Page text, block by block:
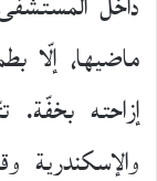
ماضيها، إلّا
إزاحته بخفّة.
والإسكندرية